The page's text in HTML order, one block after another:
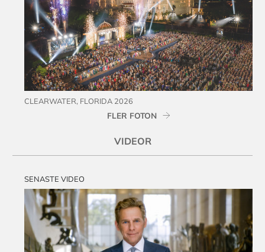
CLEARWATER, FLORIDA 2026
FLER FOTON
VIDEOR
SENASTE VIDEO